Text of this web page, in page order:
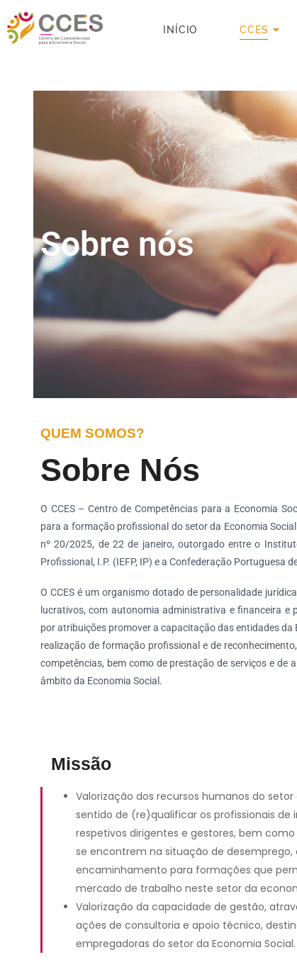
INÍCIO CCES
Sobre nós
QUEM SOMOS?
Sobre Nós
O CCES – Centro de Competências para a Economia
para a formação profissional do setor da Economia
nº 20/2025, de 22 de janeiro, outorgado entre o
Profissional, I.P. (IEFP, IP) e a Confederação Portuguesa
O CCES é um organismo dotado de personalidade
lucrativos, com autonomia administrativa e financeira e
por atribuições promover a capacitação das entidades da
realização de formação profissional e de
competências, bem como de prestação de serviços e de
âmbito da Economia Social.
Missão
Valorização dos recursos humanos do setor
sentido de (re)qualificar os profissionais de
respetivos dirigentes e gestores, bem
se encontrem na situação de desemprego,
encaminhamento para formações que
mercado de trabalho neste setor da
Valorização da capacidade de gestão,
ações de consultoria e apoio técnico,
empregadoras do setor da Economia Social.